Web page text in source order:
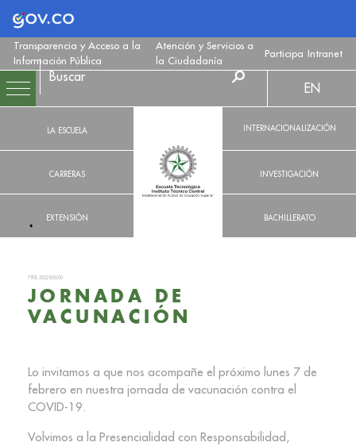
Logo Gobierno de Colombia
Transparencia y Acceso a la
Información Pública
Atención y Servicios a
la Ciudadanía
Participa Intranet
LA ESCUELA
CARRERAS
EXTENSIÓN
EN
INTERNACIONALIZACIÓN
INVESTIGACIÓN
BACHILLERATO
7 FEB. 2022 8:00:00
JORNADA DE
VACUNACIÓN
Lo invitamos a que nos acompañe el próximo lunes 7 de
febrero en nuestra jornada de vacunación contra el
COVID-19.
Volvimos a la Presencialidad con Responsabilidad,